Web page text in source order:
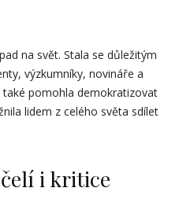
na svět. Stala se důležitým
výzkumníky, novináře a
pomohla demokratizovat
lidem z celého světa sdílet
i kritice